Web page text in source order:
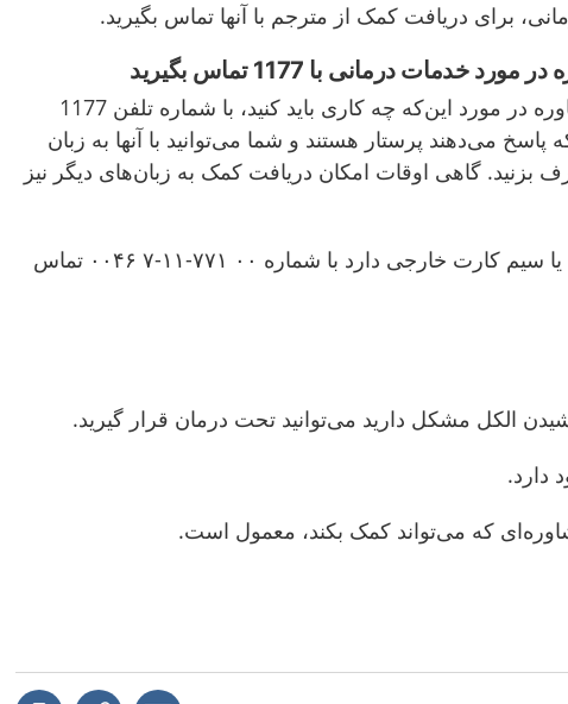
برای دریافت کمک از مترجم با آنها تماس بگیرید.
خدمات درمانی با 1177 تماس بگیرید
در مورد این‌که چه کاری باید کنید، با شماره تلفن1177
پاسخ می‌دهند پرستار هستند و شما می‌توانید با آنها به زبان
بزنید. گاهی اوقات امکان دریافت کمک به زبانهای دیگر نیز
یا سیم کارت خارجی دارد با شماره ۰۰ ۷۷۱-۱۱-۷
۰۰۴۶ تماس
الکل مشکل دارید می‌توانید تحت درمان قرار گیرید.
دارد.
ای که می‌تواند کمک بکند، معمول است.
Share with a friend
Copy link